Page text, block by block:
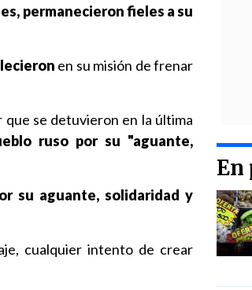
En
permanecieron fieles a su
en su misión de frenar
que se detuvieron en la última
ruso por su "aguante,
su aguante, solidaridad y
cualquier intento de crear